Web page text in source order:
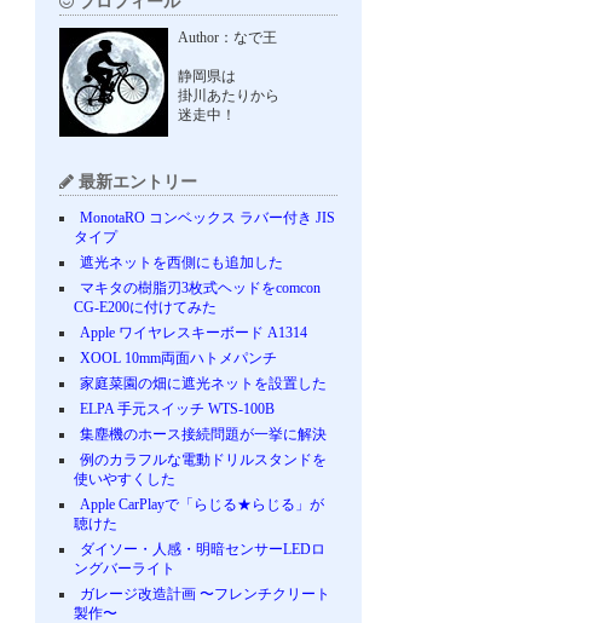
Author：なで王
静岡県は
掛川あたりから
迷走中！
最新エントリー
MonotaRO コンベックス ラバー付き JIS
タイプ
遮光ネットを西側にも追加した
マキタの樹脂刃3枚式ヘッドをcomcon
CG-E200に付けてみた
Apple ワイヤレスキーボード A1314
XOOL 10mm両面ハトメパンチ
家庭菜園の畑に遮光ネットを設置した
ELPA 手元スイッチ WTS-100B
集塵機のホース接続問題が一挙に解決
例のカラフルな電動ドリルスタンドを
使いやすくした
Apple CarPlayで「らじる★らじる」が
聴けた
ダイソー・人感・明暗センサーLEDロ
ングバーライト
ガレージ改造計画 〜フレンチクリート
製作〜